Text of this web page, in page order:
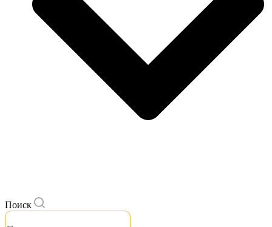
Поиск